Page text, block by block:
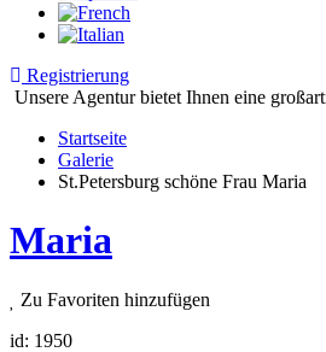
Registrierung
Unsere Agentur bietet Ihnen eine
Startseite
Galerie
St.Petersburg schöne Frau Maria
Maria
Zu Favoriten hinzufügen
id: 1950